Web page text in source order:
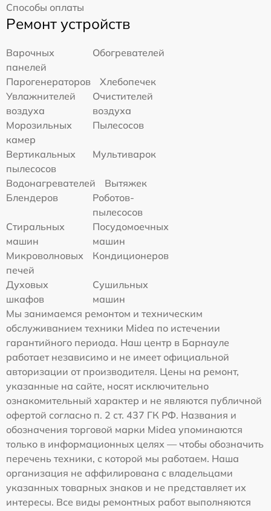
Способы оплаты
Ремонт устройств
Варочных
панелей
Обогревателей
Парогенераторов
Хлебопечек
Увлажнителей
воздуха
Очистителей
воздуха
Морозильных
камер
Пылесосов
Вертикальных
пылесосов
Мультиварок
Водонагревателей
Вытяжек
Блендеров
Роботов-
пылесосов
Стиральных
машин
Посудомоечных
машин
Микроволновых
печей
Кондиционеров
Духовых
шкафов
Сушильных
машин
Мы занимаемся ремонтом и техническим
обслуживанием техники Midea по истечении
гарантийного периода. Наш центр в Барнауле
работает независимо и не имеет официальной
авторизации от производителя. Цены на ремонт,
указанные на сайте, носят исключительно
ознакомительный характер и не являются публичной
офертой согласно п. 2 ст. 437 ГК РФ. Названия и
обозначения торговой марки Midea упоминаются
только в информационных целях — чтобы обозначить
перечень техники, с которой мы работаем. Наша
организация не аффилирована с владельцами
указанных товарных знаков и не представляет их
интересы. Все виды ремонтных работ выполняются